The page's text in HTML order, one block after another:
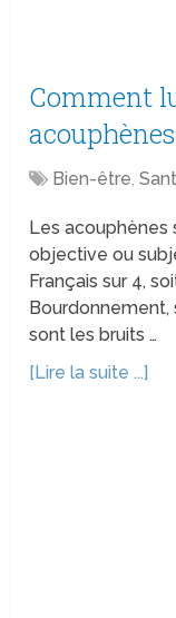
Comment
acouphènes
Bien-être,
Les acouphènes
objective ou
Français sur 4,
sont les bruits …
[Lire la suite ...]